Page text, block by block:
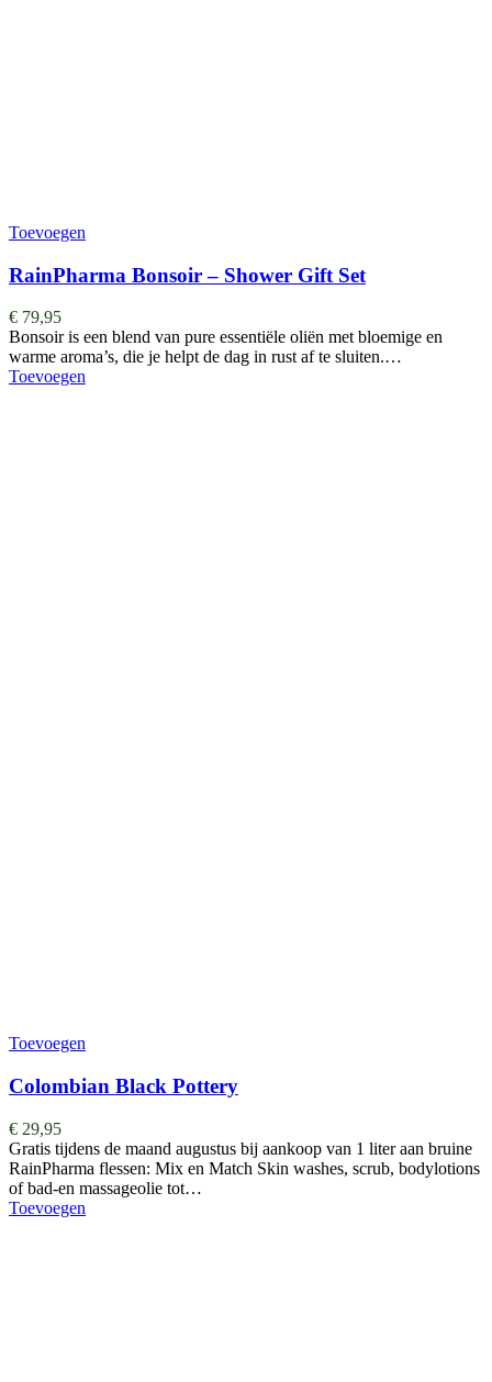
Toevoegen
RainPharma Bonsoir – Shower Gift Set
€ 79,95
Bonsoir is een blend van pure essentiële oliën met bloemige en
warme aroma’s, die je helpt de dag in rust af te sluiten.…
Toevoegen
Toevoegen
Colombian Black Pottery
€ 29,95
Gratis tijdens de maand augustus bij aankoop van 1 liter aan bruine
RainPharma flessen: Mix en Match Skin washes, scrub, bodylotions
of bad-en massageolie tot…
Toevoegen